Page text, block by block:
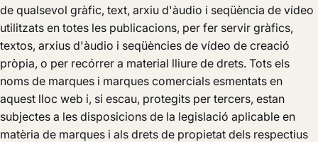
de qualsevol gràfic, text, arxiu d'àudio i seqüència de vídeo
utilitzats en totes les publicacions, per fer servir gràfics,
textos, arxius d'àudio i seqüències de vídeo de creació
pròpia, o per recórrer a material lliure de drets. Tots els
noms de marques i marques comercials esmentats en
aquest lloc web i, si escau, protegits per tercers, estan
subjectes a les disposicions de la legislació aplicable en
matèria de marques i als drets de propietat dels respectius